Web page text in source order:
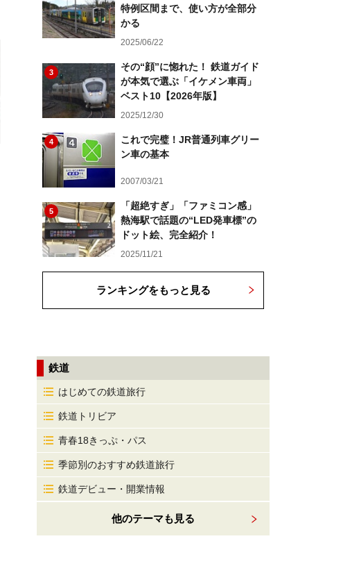
特例区間まで、使い方が全部分
かる
2025/06/22
3
その“顔”に惚れた！ 鉄道ガイド
が本気で選ぶ「イケメン車両」
ベスト10【2026年版】
2025/12/30
4
これで完璧！JR普通列車グリー
ン車の基本
2007/03/21
5
「超絶すぎ」「ファミコン感」
熱海駅で話題の“LED発車標”の
ドット絵、完全紹介！
2025/11/21
ランキングをもっと見る
鉄道
はじめての鉄道旅行
鉄道トリビア
青春18きっぷ・パス
季節別のおすすめ鉄道旅行
鉄道デビュー・開業情報
他のテーマも見る